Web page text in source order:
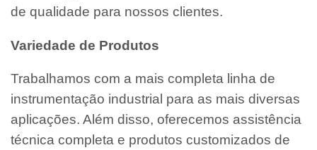
de qualidade para nossos clientes.
Variedade de Produtos
Trabalhamos com a mais completa linha de
instrumentação industrial para as mais diversas
aplicações. Além disso, oferecemos assistência
técnica completa e produtos customizados de